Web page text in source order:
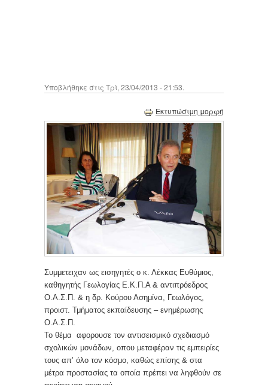
Υποβλήθηκε στις Τρί, 23/04/2013 - 21:53.
Εκτυπώσιμη μορφή
Συμμετειχαν ως εισηγητές ο κ. Λέκκας Ευθύμιος,
καθηγητής Γεωλογίας Ε.Κ.Π.Α & αντιπρόεδρος
Ο.Α.Σ.Π. & η δρ. Κούρου Ασημίνα, Γεωλόγος,
προιστ. Τμήματος εκπαίδευσης – ενημέρωσης
Ο.Α.Σ.Π.
Το θέμα αφορουσε τον αντισεισμικό σχεδιασμό
σχολικών μονάδων, οπου μεταφέραν τις εμπειρίες
τους απ’ όλο τον κόσμο, καθώς επίσης & στα
μέτρα προστασίας τα οποία πρέπει να ληφθούν σε